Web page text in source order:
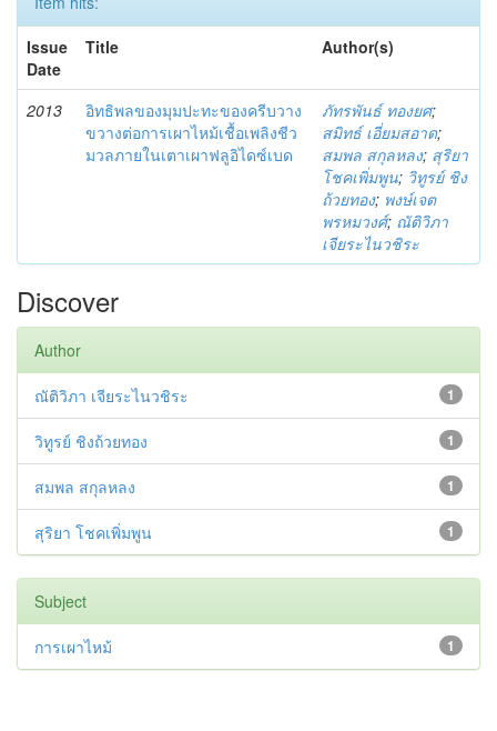
Issue
Date
Title Author(s)
2013
อิทธิพลของมุมปะทะของครีบวาง
ขวางต่อการเผาไหม้เชื้อเพลิงชีว
มวลภายในเตาเผาฟลูอิไดซ์เบด
ภัทรพันธ์ ทองยศ;
สมิทธ์ เอี่ยมสอาด;
สมพล สกุลหลง; สุริยา
โชคเพิ่มพูน; วิทูรย์ ชิง
ถ้วยทอง; พงษ์เจต
พรหมวงศ์; ณัติวิภา
เจียระไนวชิระ
Discover
Author
1
ณัติวิภา เจียระไนวชิระ
1
วิทูรย์ ชิงถ้วยทอง
1
สมพล สกุลหลง
1
สุริยา โชคเพิ่มพูน
Subject
1
การเผาไหม้